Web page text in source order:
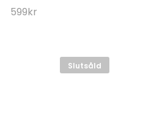
599kr
Slutsåld